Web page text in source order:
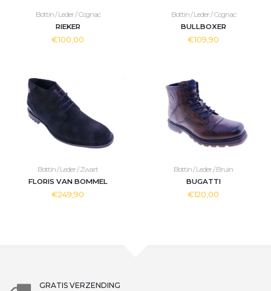
Bottin / Leder / Cognac
RIEKER
€100,00
Bottin / Leder / Cognac
BULLBOXER
€109,90
Bottin / Leder / Zwart
FLORIS VAN BOMMEL
€249,90
Bottin / Leder / Bruin
BUGATTI
€120,00
GRATIS VERZENDING